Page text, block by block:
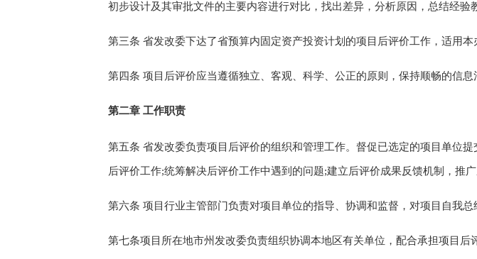
初步设计及其审批文件的主要内容进行对比，找出差异，分析原因，总结经验
第三条 省发改委下达了省预算内固定资产投资计划的项目后评价工作 ，适用本
第四条 项目后评价应当遵循独立、客观、科学、公正的原则，保持顺畅的信
第二章 工作职责
第五条 省发改委负责项目后评价的组织和管理工作。督促已选定的项目单位
后评价工作;统筹解决后评价工作中遇到的问题;建立后评价成果反馈机制，推广
第六条 项目 行业主管部门负责对项目单位的指导、协调和监督 ，对项目自我总
第七条项目所在地市州发改委负责组织协调本地区有关单位，配合承担项目后